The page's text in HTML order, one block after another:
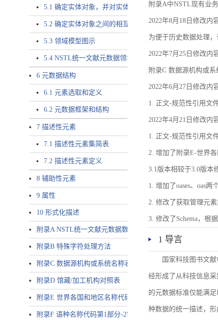
5.1 确定实体对象，并对实体对象命名
5.2 确定实体对象之间的相互关系，定义实体对象之间的
5.3 领域模型图示
5.4 NSTL统一文献元数据领域模型的验证
6 元数据结构
6.1 元素选取和定义
6.2 元数据框架和结构
7 描述性元素
7.1 描述性元素集简表
7.2 描述性元素定义
8 辅助性元素
9 属性
10 形式化描述
附录A NSTL统一文献元数据数据唯一标识符规则
附录B 特殊字符处理方法
附录C 数据源机构或系统名称表
附录D 馆藏/加工机构对照表
附录E 世界各国和地区名称代码-2字母代码（GB/T 2659-
附录F 语种名称代码第1部分-2字母代码（GB/T 4880.1-2005
附录A中NSTL现有业
2022年8月18日修改内
为便于历史数据处理
2022年7月25日修改内
附录C 数据源机构或
2022年6月27日修改内
1. 正文-规范性引用文
2022年4月21日修改内
1. 正文-规范性引用文
2. 增加了附录E-世界
3.1版本相较于3.0版本
1. 增加了oases、oas
2. 修改了获取管理元
3. 修改了Schema，根
1 导言
国家科技图书文
经形成了从科技信息
的元数据标准仅能满
种数据的统一描述，